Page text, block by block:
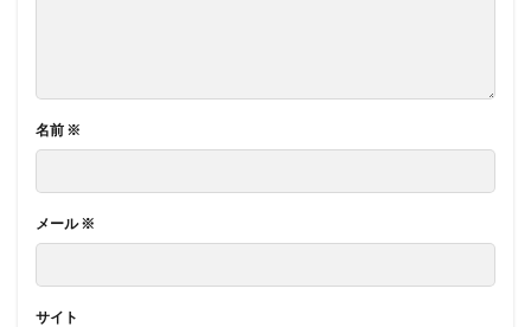
名前 ※
メール※
サイト